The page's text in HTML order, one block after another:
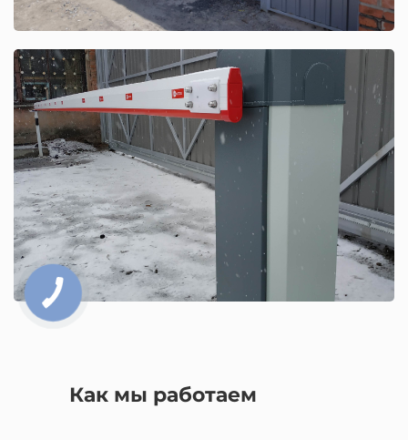
Монтаж шлагбаума
An-Motors
Смотреть кейс
Как мы работаем